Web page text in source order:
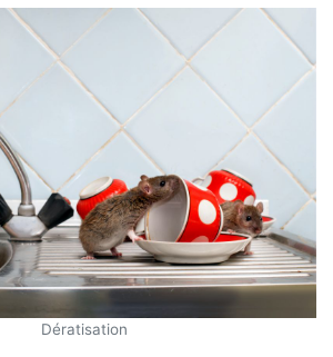
Dératisation